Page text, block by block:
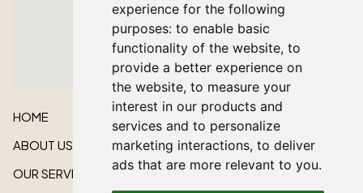
experience for the following
purposes: to enable basic
functionality of the website, to
provide a better experience on
the website, to measure your
interest in our products and
services and to personalize
marketing interactions, to deliver
ads that are more relevant to you.
HOME
ABOUT US
OUR SERVICES